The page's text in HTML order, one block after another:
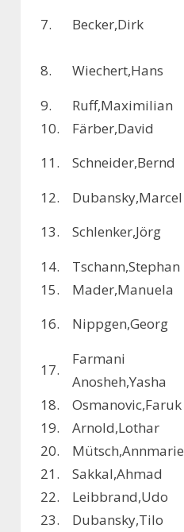
7.
Becker,Dirk
8.
Wiechert,Hans
9.
Ruff,Maximilian
10.
Färber,David
11.
Schneider,Bernd
12.
Dubansky,Marcel
13.
Schlenker,Jörg
14.
Tschann,Stephan
15.
Mader,Manuela
16.
Nippgen,Georg
17.
Farmani
Anosheh,Yasha
18.
Osmanovic,Faruk
19.
Arnold,Lothar
20.
Mütsch,Annmarie
21.
Sakkal,Ahmad
22.
Leibbrand,Udo
23.
Dubansky,Tilo